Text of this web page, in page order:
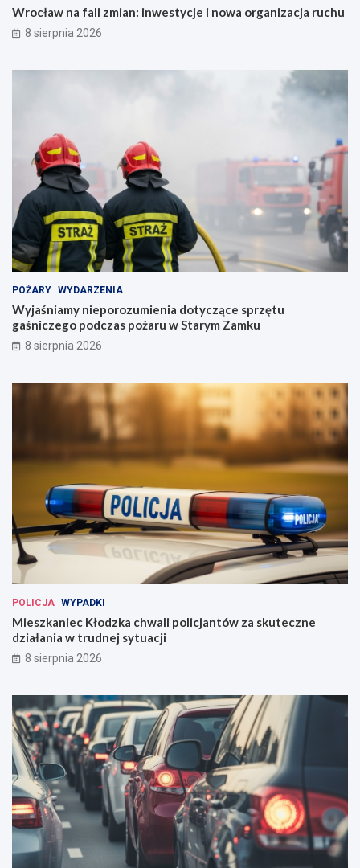
Wrocław na fali zmian: inwestycje i nowa organizacja ruchu
8 sierpnia 2026
POŻARY WYDARZENIA
Wyjaśniamy nieporozumienia dotyczące sprzętu
gaśniczego podczas pożaru w Starym Zamku
8 sierpnia 2026
POLICJA WYPADKI
Mieszkaniec Kłodzka chwali policjantów za skuteczne
działania w trudnej sytuacji
8 sierpnia 2026